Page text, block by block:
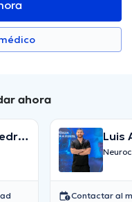
ahora
Luis
Contactar al